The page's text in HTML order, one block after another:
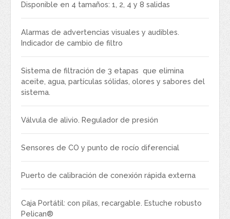
Disponible en 4 tamaños: 1, 2, 4 y 8 salidas
Alarmas de advertencias visuales y audibles.
Indicador de cambio de filtro
Sistema de filtración de 3 etapas que elimina
aceite, agua, partículas sólidas, olores y sabores del
sistema.
Válvula de alivio. Regulador de presión
Sensores de CO y punto de rocío diferencial
Puerto de calibración de conexión rápida externa
Caja Portátil: con pilas, recargable. Estuche robusto
Pelican®